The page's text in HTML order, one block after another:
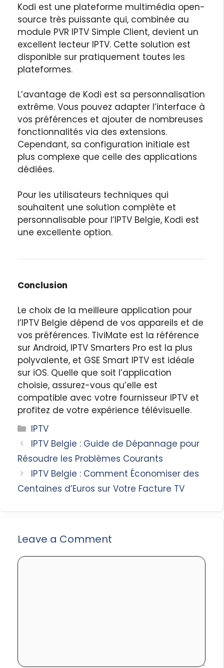
Kodi est une plateforme multimédia open-
source très puissante qui, combinée au
module PVR IPTV Simple Client, devient un
excellent lecteur IPTV. Cette solution est
disponible sur pratiquement toutes les
plateformes.
L’avantage de Kodi est sa personnalisation
extrême. Vous pouvez adapter l’interface à
vos préférences et ajouter de nombreuses
fonctionnalités via des extensions.
Cependant, sa configuration initiale est
plus complexe que celle des applications
dédiées.
Pour les utilisateurs techniques qui
souhaitent une solution complète et
personnalisable pour l’IPTV Belgie, Kodi est
une excellente option.
Conclusion
Le choix de la meilleure application pour
l’IPTV Belgie dépend de vos appareils et de
vos préférences. TiviMate est la référence
sur Android, IPTV Smarters Pro est la plus
polyvalente, et GSE Smart IPTV est idéale
sur iOS. Quelle que soit l’application
choisie, assurez-vous qu’elle est
compatible avec votre fournisseur IPTV et
profitez de votre expérience télévisuelle.
Categories
IPTV
IPTV Belgie : Guide de Dépannage pour
Résoudre les Problèmes Courants
IPTV Belgie : Comment Économiser des
Centaines d’Euros sur Votre Facture TV
Leave a Comment
Comment